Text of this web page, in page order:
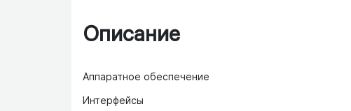
Описание
Аппаратное обеспечение
Интерфейсы